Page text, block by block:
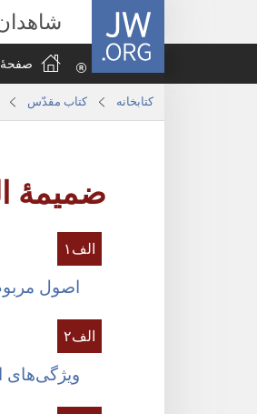
JW.ORG
کتابخانه کتاب مقدّس
ضمیمهٔ
الف۱
اصول
الف۲
ویژگی‌های